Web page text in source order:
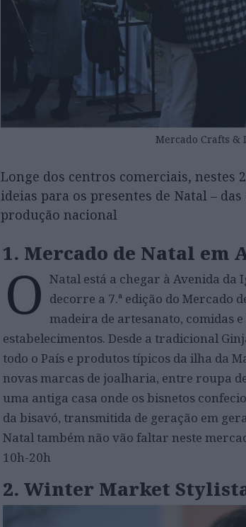
Mercado Crafts &
Longe dos centros comerciais, nestes
ideias para os presentes de Natal –
produção nacional
1. Mercado de Natal em
O Natal está a chegar à Avenida da
decorre a 7.ª edição do Mercado
madeira de artesanato, comidas
estabelecimentos. Desde a tradicional
todo o País e produtos típicos da ilha da
novas marcas de joalharia, entre roupa
uma antiga casa onde os bisnetos
da bisavó, transmitida de geração em
Natal também não vão faltar neste
10h-20h
2. Winter Market